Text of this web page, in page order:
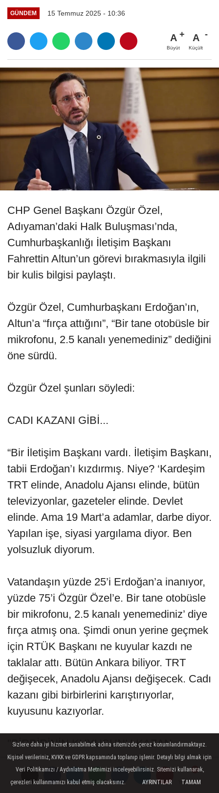
Yorumlar
Yorumlar
Yorumlar
GÜNDEM 15 Temmuz 2025 - 10:36
Yorumlar
A
Büyüt
A
Küçült
CHP Genel Başkanı Özgür Özel,
Adıyaman’daki Halk Buluşması’nda,
Cumhurbaşkanlığı İletişim Başkanı
Fahrettin Altun’un görevi bırakmasıyla ilgili
bir kulis bilgisi paylaştı.
Özgür Özel, Cumhurbaşkanı Erdoğan’ın,
Altun’a “fırça attığını”, “Bir tane otobüsle bir
mikrofonu, 2.5 kanalı yenemediniz” dediğini
öne sürdü.
Özgür Özel şunları söyledi:
CADI KAZANI GİBİ...
“Bir İletişim Başkanı vardı. İletişim Başkanı,
tabii Erdoğan’ı kızdırmış. Niye? ‘Kardeşim
TRT elinde, Anadolu Ajansı elinde, bütün
televizyonlar, gazeteler elinde. Devlet
elinde. Ama 19 Mart’a adamlar, darbe diyor.
Yapılan işe, siyasi yargılama diyor. Ben
yolsuzluk diyorum.
Vatandaşın yüzde 25’i Erdoğan’a inanıyor,
yüzde 75’i Özgür Özel’e. Bir tane otobüsle
bir mikrofonu, 2.5 kanalı yenemediniz’ diye
fırça atmış ona. Şimdi onun yerine geçmek
için RTÜK Başkanı ne kuyular kazdı ne
taklalar attı. Bütün Ankara biliyor. TRT
değişecek, Anadolu Ajansı değişecek. Cadı
kazanı gibi birbirlerini karıştırıyorlar,
kuyusunu kazıyorlar.
"BİRBİRİNİN KUYUSUNU KAZAN
TÜKENMİŞ AKP İKTİDARI"
Sizlere daha iyi hizmet sunabilmek adına sitemizde çerez konumlandırmaktayız.
Kişisel verileriniz, KVKK ve GDPR kapsamında toplanıp işlenir. Detaylı bilgi almak için
Veri Politikamızı / Aydınlatma Metnimizi inceleyebilirsiniz. Sitemizi kullanarak,
çerezleri kullanmamızı kabul etmiş olacaksınız.
AYRINTILAR TAMAM